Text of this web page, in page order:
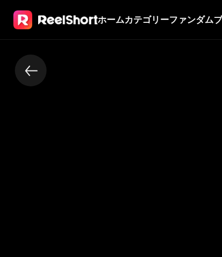
ホームカテゴリーファンダム